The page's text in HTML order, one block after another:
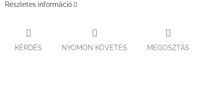
Részletes információ
KÉRDÉS NYOMON KÖVETÉS MEGOSZTÁS